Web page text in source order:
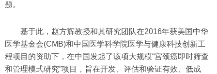
题。
基于此，赵方辉教授和其研究团队在2016年获美国中华
医学基金会(CMB)和中国医学科学院医学与健康科技创新工
程项目的资助下，在中国发起了该项大规模“宫颈癌即时筛查
和管理模式研究”项目，旨在开发、评估和验证有效、低成